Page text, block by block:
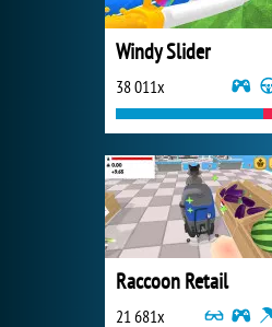
Windy Slider
38 011x
Raccoon Retail
21 681x